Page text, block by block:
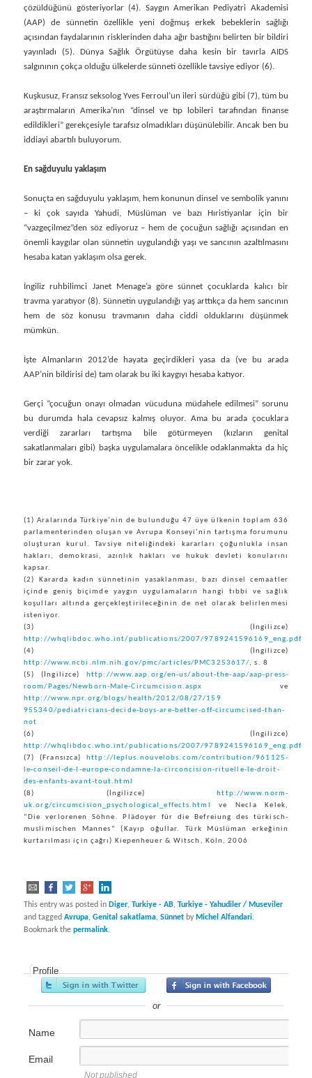
çözüldüğünü gösteriyorlar (4). Saygın Amerikan Pediyatri Akademisi
(AAP) de sünnetin özellikle yeni doğmuş erkek bebeklerin sağlığı
açısından faydalarının risklerinden daha ağır bastığını belirten bir bildiri
yayınladı (5). Dünya Sağlık Örgütüyse daha kesin bir tavırla AIDS
salgınının çokça olduğu ülkelerde sünneti özellikle tavsiye ediyor (6).
Kuşkusuz, Fransız seksolog Yves Ferroul’un ileri sürdüğü gibi (7), tüm bu
araştırmaların Amerika’nın “dinsel ve tıp lobileri tarafından finanse
edildikleri” gerekçesiyle tarafsız olmadıkları düşünülebilir. Ancak ben bu
iddiayi abartılı buluyorum.
En sağduyulu yaklaşım
Sonuçta en sağduyulu yaklaşım, hem konunun dinsel ve sembolik yanını
– ki çok sayıda Yahudi, Müslüman ve bazı Hıristiyanlar için bir
“vazgeçilmez”den söz ediyoruz – hem de çocuğun sağlığı açısından en
önemli kaygılar olan sünnetin uygulandığı yaşı ve sancının azaltılmasını
hesaba katan yaklaşım olsa gerek.
İngiliz ruhbilimci Janet Menage’a göre sünnet çocuklarda kalıcı bir
travma yaratıyor (8). Sünnetin uygulandığı yaş arttıkça da hem sancının
hem de söz konusu travmanın daha ciddi olduklarını düşünmek
mümkün.
İşte Almanların 2012’de hayata geçirdikleri yasa da (ve bu arada
AAP’nin bildirisi de) tam olarak bu iki kaygıyı hesaba katıyor.
Gerçi “çocuğun onayı olmadan vücuduna müdahele edilmesi” sorunu
bu durumda hala cevapsız kalmış oluyor. Ama bu arada çocuklara
verdiği zararları tartışma bile götürmeyen (kızların genital
sakatlanmaları gibi) başka uygulamalara öncelikle odaklanmakta da hiç
bir zarar yok.
(1) Aralarında Türkiye’nin de bulunduğu 47 üye ülkenin toplam 636
parlamenterinden oluşan ve Avrupa Konseyi’nin tartışma forumunu
oluşturan kurul. Tavsiye niteliğindeki kararları çoğunlukla insan
hakları, demokrasi, azınlık hakları ve hukuk devleti konularını
kapsar.
(2) Kararda kadın sünnetinin yasaklanması, bazı dinsel cemaatler
içinde geniş biçimde yaygın uygulamaların hangi tıbbi ve sağlık
koşulları altında gerçekleştirileceğinin de net olarak belirlenmesi
isteniyor.
(3) (İngilizce)
http://whqlibdoc.who.int/publications/2007/9789241596169_eng.pdf
(4) (İngilizce)
http://www.ncbi.nlm.nih.gov/pmc/articles/PMC3253617/, s. 8
(5) (İngilizce) http://www.aap.org/en-us/about-the-aap/aap-press-
room/Pages/Newborn-Male-Circumcision.aspx
ve
http://www.npr.org/blogs/health/2012/08/27/159
955340/pediatricians-decide-boys-are-better-off-circumcised-than-
not
(6) (İngilizce)
http://whqlibdoc.who.int/publications/2007/9789241596169_eng.pdf
(7) (Fransızca) http://leplus.nouvelobs.com/contribution/961125-
le-conseil-de-l-europe-condamne-la-circoncision-rituelle-le-droit-
des-enfants-avant-tout.html
(8) (İngilizce) http://www.norm-
uk.org/circumcision_psychological_effects.html
ve Necla Kelek,
“Die verlorenen Söhne. Plädoyer für die Befreiung des türkisch-
muslimischen Mannes” (Kayıp oğullar. Türk Müslüman erkeğinin
kurtarılması için çağrı) Kiepenheuer & Witsch, Köln, 2006
This entry was posted in Diger,Turkiye - AB,Turkiye - Yahudiler / Museviler
and taggedAvrupa,Genital sakatlama,Sünnet by Michel Alfandari.
Bookmark thepermalink.
Profile
or
Name
Email
Not published